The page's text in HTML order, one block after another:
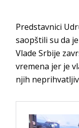
Predstavnici
saopštili su da
Vlade Srbije
vremena jer je
njih